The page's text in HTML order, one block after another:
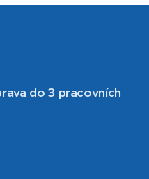
do 3 pracovních